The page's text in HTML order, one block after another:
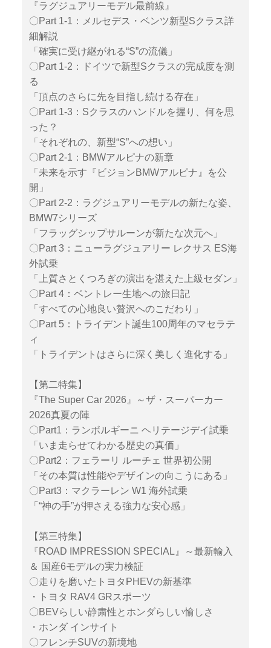
『ラグジュアリーモデル最前線』
〇Part 1-1：メルセデス・ベンツ新型Sクラス詳
細解説
「確実に受け継がれる“S”の流儀」
〇Part 1-2：ドイツで新型Sクラスの完成度を測
る
「頂点のさらに先を目指し続ける存在」
〇Part 1-3：Sクラスのハンドルを握り、何を思
った？
「それぞれの、新型“S”への想い」
〇Part 2-1：BMWアルピナの新章
「未来を示す『ビジョンBMWアルピナ』を公
開」
〇Part 2-2：ラグジュアリーモデルの新たな姿、
BMW7シリーズ
「フラッグシップサルーンが新たな次元へ」
〇Part 3：ニューラグジュアリー レクサス ES海
外試乗
「上質さとくつろぎの演出を湛えた上級セダン」
〇Part 4：ベントレー生地への旅日記
「すべての心地良い贅沢へのこだわり」
〇Part 5：トライデント誕生100周年のマセラテ
ィ
「トライデントはさらに深く美しく進化する」
【第二特集】
『The Super Car 2026』～ザ・スーパーカー
2026真夏の陣
〇Part1：ランボルギーニ ヘリテージデイ試乗
「いま走らせてわかる歴史の真価」
〇Part2：フェラーリ ルーチェ 世界初公開
「その本質は性能やデザインの向こうにある」
〇Part3：マクラーレン W1 海外試乗
「“神の手”が押さえる強力な安心感」
【第三特集】
『ROAD IMPRESSION SPECIAL』～最新輸入
＆ 国産6モデルの実力検証
〇走りを磨いたトヨタPHEVの新基準
・トヨタ RAV4 GRスポーツ
〇BEVらしい静粛性とホンダらしい愉しさ
・ホンダ インサイト
〇フレンチSUVの新境地